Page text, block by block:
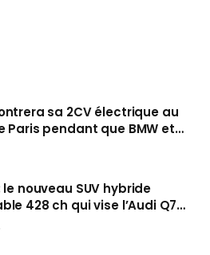
sa 2CV électrique au
Paris pendant que BMW et
le salon
nouveau SUV hybride
428 ch qui vise l’Audi Q7
cet automne